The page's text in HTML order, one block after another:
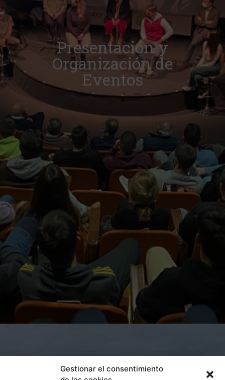
Gestionar el consentimiento
Presentación y
Organización de
Eventos